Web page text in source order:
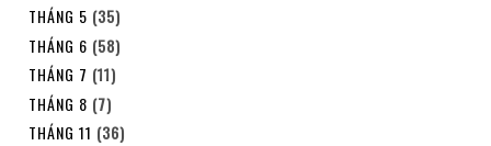
THÁNG 5 (35)
THÁNG 6 (58)
THÁNG 7 (11)
THÁNG 8 (7)
THÁNG 11 (36)